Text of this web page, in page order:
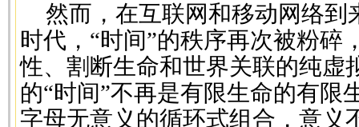
然而，在互联网和移动网络到
时代，“时间”的秩序再次被粉碎
性、割断生命和世界关联的纯虚
的“时间”不再是有限生命的有限
字母无意义的循环式组合，意义